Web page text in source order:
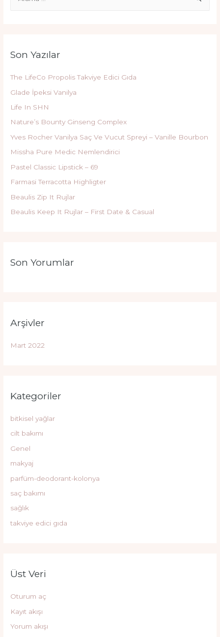
h
:
Son Yazılar
The LifeCo Propolis Takviye Edici Gıda
Glade İpeksi Vanilya
Life In SHN
Nature’s Bounty Ginseng Complex
Yves Rocher Vanilya Saç Ve Vucut Spreyi – Vanille Bourbon
Missha Pure Medic Nemlendirici
Pastel Classic Lipstick – 69
Farmasi Terracotta Highligter
Beaulis Zip It Rujlar
Beaulis Keep It Rujlar – First Date & Casual
Son Yorumlar
Arşivler
Mart 2022
Kategoriler
bitkisel yağlar
cilt bakımı
Genel
makyaj
parfüm-deodorant-kolonya
saç bakımı
sağlık
takviye edici gıda
Üst Veri
Oturum aç
Kayıt akışı
Yorum akışı